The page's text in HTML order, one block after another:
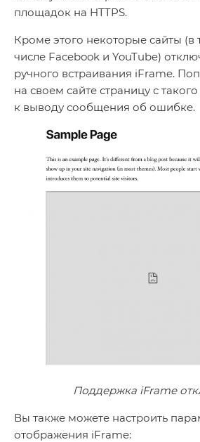
площадок на HTTPS.
Кроме этого некоторые сайты (в
числе Facebook и YouTube)
ручного встраивания iFrame.
на своем сайте страницу с
к выводу сообщения об ошибке.
Поддержка iFrame
Вы также можете настроить
отображения iFrame: